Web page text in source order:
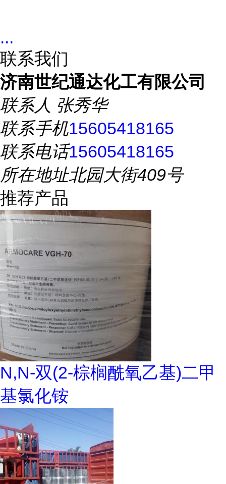
...
联系我们
济南世纪通达化工有限公司
联系人 张秀华
联系手机15605418165
联系电话15605418165
所在地址北园大街409号
推荐产品
N,N-双(2-棕榈酰氧乙基)二甲
基氯化铵